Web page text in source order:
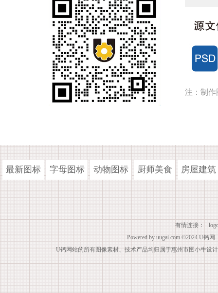
注：制作
最新图标 字母图标 动物图标 厨师美食 房屋建筑
有情连接：
Powered by uugai.com ©2024 U钙网
U钙网站的所有图像素材、技术产品均归属于惠州市图小牛设